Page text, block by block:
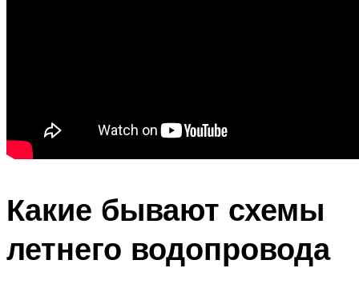
Какие бывают схемы
летнего водопровода